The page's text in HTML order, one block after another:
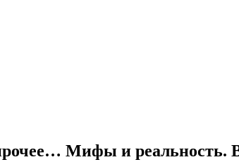
Мифы и реальность.